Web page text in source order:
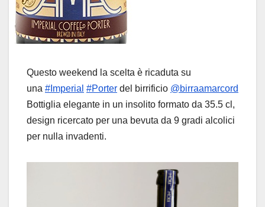
Questo weekend la scelta è ricaduta su
una #Imperial #Porter del birrificio @birraamarcord
Bottiglia elegante in un insolito formato da 35.5 cl,
design ricercato per una bevuta da 9 gradi alcolici
per nulla invadenti.